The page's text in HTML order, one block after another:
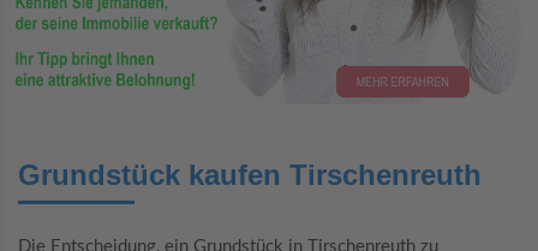
Grundstück kaufen Tirschenreuth
Die Entscheidung, ein Grundstück in Tirschenreuth zu